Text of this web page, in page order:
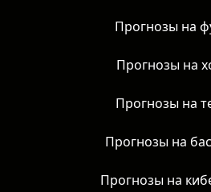
Прогнозы на
Прогнозы на
Прогнозы на
Прогнозы на
Прогнозы на